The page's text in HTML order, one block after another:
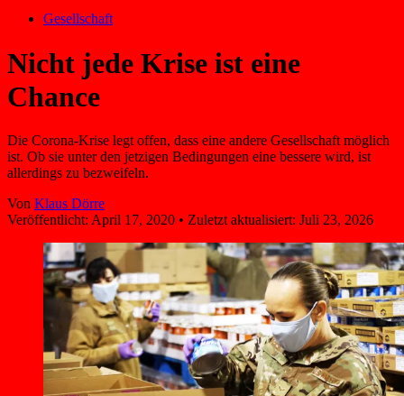
Gesellschaft
Nicht jede Krise ist eine
Chance
Die Corona-Krise legt offen, dass eine andere Gesellschaft möglich
ist. Ob sie unter den jetzigen Bedingungen eine bessere wird, ist
allerdings zu bezweifeln.
Von Klaus Dörre
Veröffentlicht: April 17, 2020 • Zuletzt aktualisiert: Juli 23, 2026